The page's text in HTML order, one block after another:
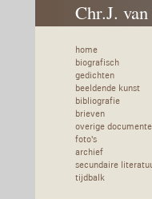
Chr.J.
home
biografisch
gedichten
beeldende kunst
bibliografie
brieven
overige
foto's
archief
secundaire
tijdbalk